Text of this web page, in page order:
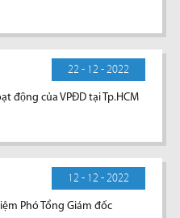
22 - 12 - 2022
động của VPĐD tại Tp.HCM
12 - 12 - 2022
Phó Tổng Giám đốc